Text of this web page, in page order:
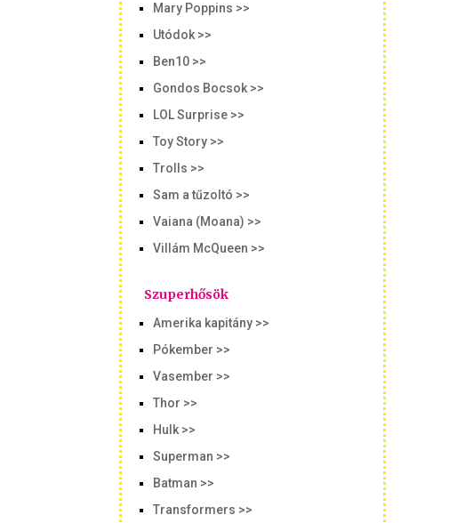
Mary Poppins >>
Utódok >>
Ben10 >>
Gondos Bocsok >>
LOL Surprise >>
Toy Story >>
Trolls >>
Sam a tűzoltó >>
Vaiana (Moana) >>
Villám McQueen >>
Szuperhősök
Amerika kapitány >>
Pókember >>
Vasember >>
Thor >>
Hulk >>
Superman >>
Batman >>
Transformers >>